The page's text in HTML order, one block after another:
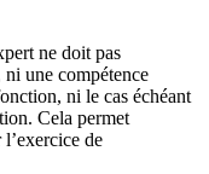
ne doit pas
une compétence
ni le cas échéant
Cela permet
l’exercice de